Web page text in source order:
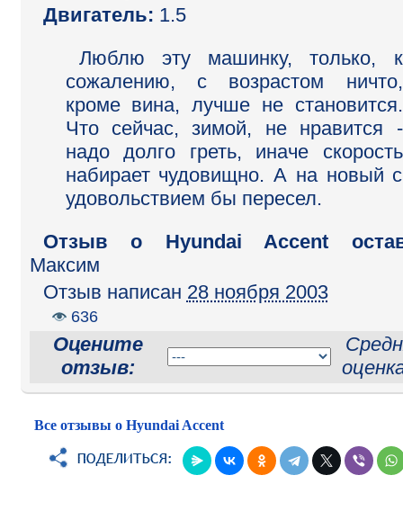
Двигатель: 1.5
Люблю эту машинку, только, к
сожалению, с возрастом ничто,
кроме вина, лучше не становится.
Что сейчас, зимой, не нравится -
надо долго греть, иначе скорость
набирает чудовищно. А на новый с
удовольствием бы пересел.
Отзыв o Hyundai Accent
Максим
Отзыв написан 28 ноября 2003
636
Оцените
отзыв:
Все отзывы о Hyundai Accent